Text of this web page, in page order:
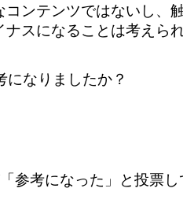
コンテンツではないし、
スになることは考えら
になりましたか？
参考になった」と投票